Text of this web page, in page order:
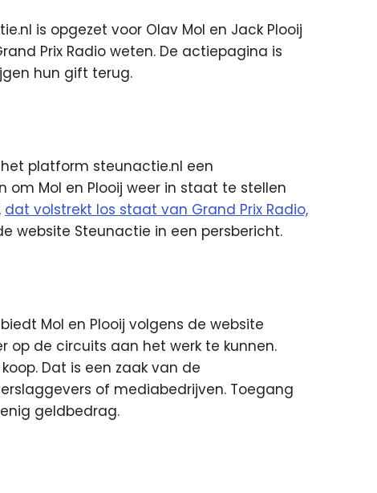
is opgezet voor Olav Mol en Jack Plooij
Prix Radio weten. De actiepagina is
hun gift terug.
platform steunactie.nl een
Mol en Plooij weer in staat te stellen
dat volstrekt los staat van Grand Prix Radio,
website Steunactie in een persbericht.
Mol en Plooij volgens de website
op de circuits aan het werk te kunnen.
Dat is een zaak van de
of mediabedrijven. Toegang
geldbedrag.